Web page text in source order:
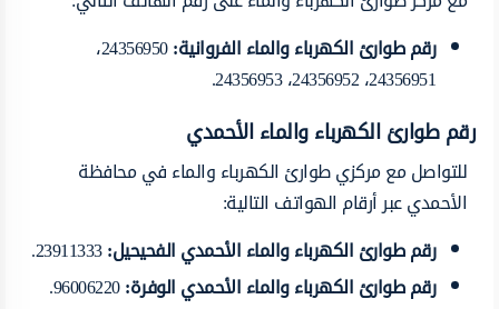
رقم طوارئ الكهرباء والماء الفروانية:
24356950،
24356951، 24356952، 24356953.
رقم طوارئ الكهرباء والماء الأحمدي
للتواصل مع مركزي طوارئ الكهرباء والماء في محافظة
الأحمدي عبر أرقام الهواتف التالية:
رقم طوارئ الكهرباء والماء الأحمدي الفحيحيل:
23911333.
رقم طوارئ الكهرباء والماء الأحمدي الوفرة:
96006220.